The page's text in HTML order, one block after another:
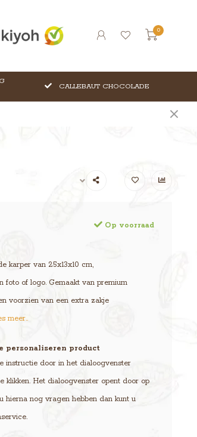
0
CALLEBAUT CHOCOLADE
Op voorraad
karper van 25x13x10 cm,
foto of logo. Gemaakt van premium
voorzien van een extra zakje
meer..
personaliseren product
instructie door in het dialoogvenster
klikken. Het dialoogvenster opent door op
hierna nog vragen hebben dan kunt u